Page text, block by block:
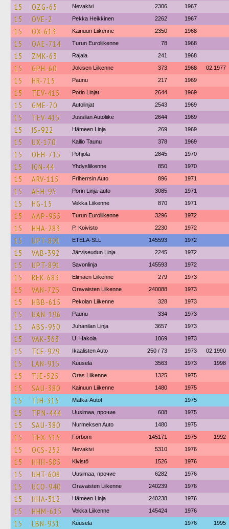
15 OZG-65 Nevakivi 2306 1967
15 OVE-2 Pekka Heikkinen 2262 1967
15 OX-613 Kainuun Liikenne 2350 1968
15 OAE-714 Turun Euroliikenne 78 1968
15 ZMK-63 Rajala 241 1968
15 GPH-60 Jokisen Liikenne 373 1968 02.1977
15 HR-715 Paunu 217 1969
15 TEV-415 Porin Linjat 2644 1969
15 GME-70 Autolinjat 2543 1969
15 TEV-415 Jussilan Autoliike 2644 1969
15 IS-922 Hämeen Linja 269 1969
15 UX-170 Kallio Taunu 378 1969
15 OEH-715 Pohjola 2845 1970
15 IGN-44 Yhdysliikenne 850 1970
15 ARV-115 Friherrsin Auto 896 1971
15 AEH-95 Porin Linja-auto 3085 1971
15 HG-15 Vekka Liikenne 870 1971
15 AAP-955 Turun Euroliikenne 3296 1972
15 HHA-283 P. Koivisto 2230 1972
15 UPT-891 ETELA-SLL 145593 1972
15 VAB-392 Järviseudun Linja 2245 1972
15 UPT-891 Savonlinja 145593 1972
15 REK-683 Elimäen Liikenne 279 1973
15 VAN-725 Oravaisten Liikenne 240088 1973
15 HBB-615 Pekolan Liikenne 328 1973
15 UAN-196 Paunu 334 1973
15 ABS-950 Juhanilan Linja 3657 1973
15 VAK-363 U. Hakola 1069 1973
15 TCE-929 Ikaalisten Auto 250 / 73 1973 02.1990
15 LAN-915 Kuusela 3563 1973 1998
15 TJE-525 Oras Liikenne 1325 1975
15 SAU-380 Kainuun Liikenne 1480 1975
15 TJH-315 Matka-Autot 1975
15 TPN-444 Uusimaa, прочие 608 1975
15 SAU-380 Nurmeksen Auto 1480 1975
15 TEX-515 Förbom 145171 1975 1992
15 OCS-252 Nevakivi 5310 1976
15 HHH-585 Kivistö 1526 1976
15 UHT-608 Uusimaa, прочие 6282 1976
15 UCO-940 Oravaisten Liikenne 240239 1976
15 HHA-312 Hämeen Linja 240238 1976
15 HHM-615 Vekka Liikenne 145424 1976
15 LBN-931 Kuusela 1976 1995